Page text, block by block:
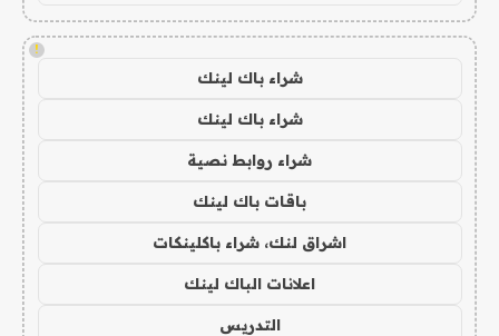
!
شراء باك لينك
شراء باك لينك
شراء روابط نصية
باقات باك لينك
اشراق لنك، شراء باكلينكات
اعلانات الباك لينك
التدريس